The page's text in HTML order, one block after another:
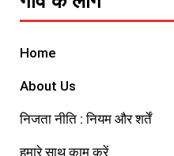
Home
About Us
निजता नीति : नियम और शर्तें
हमारे साथ काम करें